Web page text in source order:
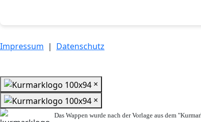
Impressum | Datenschutz
×
×
Das Wappen wurde nach der Vorlage aus dem